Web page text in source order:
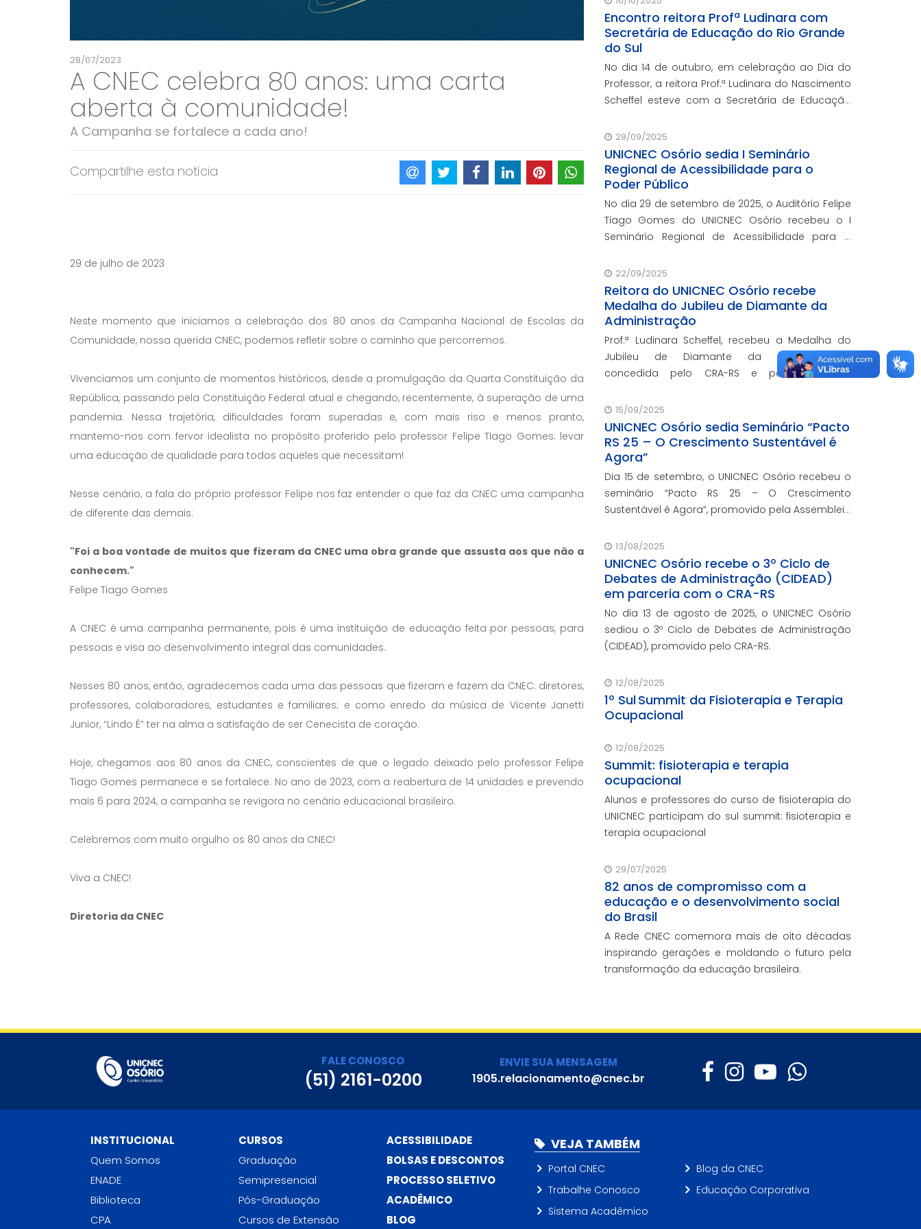
28/07/2023
A CNEC celebra 80 anos: uma carta
aberta à comunidade!
A Campanha se fortalece a cada ano!
Compartilhe esta notícia
29 de julho de 2023
Neste momento que iniciamos a celebração dos 80 anos da Campanha Nacional de Escolas da
Comunidade, nossa querida CNEC, podemos refletir sobre o caminho que percorremos.
Vivenciamos um conjunto de momentos históricos, desde a promulgação da Quarta Constituição da
República, passando pela Constituição Federal atual e chegando, recentemente, à superação de uma
pandemia. Nessa trajetória, dificuldades foram superadas e, com mais riso e menos pranto,
mantemo-nos com fervor idealista no propósito proferido pelo professor Felipe Tiago Gomes: levar
uma educação de qualidade para todos aqueles que necessitam!
Nesse cenário, a fala do próprio professor Felipe nos faz entender o que faz da CNEC uma campanha
de diferente das demais:
"Foi a boa vontade de muitos que fizeram da CNEC uma obra grande que assusta aos que não a
conhecem."
Felipe Tiago Gomes
A CNEC é uma campanha permanente, pois é uma instituição de educação feita por pessoas, para
pessoas e visa ao desenvolvimento integral das comunidades.
Nesses 80 anos, então, agradecemos cada uma das pessoas que fizeram e fazem da CNEC: diretores,
professores, colaboradores, estudantes e familiares; e como enredo da música de Vicente Janetti
Junior, “Lindo É” ter na alma a satisfação de ser Cenecista de coração.
Hoje, chegamos aos 80 anos da CNEC, conscientes de que o legado deixado pelo professor Felipe
Tiago Gomes permanece e se fortalece. No ano de 2023, com a reabertura de 14 unidades e prevendo
mais 6 para 2024, a campanha se revigora no cenário educacional brasileiro.
Celebremos com muito orgulho os 80 anos da CNEC!
Viva a CNEC!
Diretoria da CNEC
Encontro reitora Profª Ludinara com
Secretária de Educação do Rio Grande
do Sul
No dia 14 de outubro, em celebração ao Dia do
Professor, a reitora Prof.ª Ludinara do Nascimento
Scheffel esteve com a Secretária de Educação
29/09/2025
UNICNEC Osório sedia I Seminário
Regional de Acessibilidade para o
Poder Público
No dia 29 de setembro de 2025, o Auditório Felipe
Tiago Gomes do UNICNEC Osório recebeu o I
Seminário Regional de Acessibilidade para o
22/09/2025
Reitora do UNICNEC Osório recebe
Medalha do Jubileu de Diamante da
Administração
Prof.ª Ludinara Scheffel, recebeu a Medalha do
Jubileu de Diamante da Administração,
concedida pelo CRA-RS e pelo CFA, em
da profissão de Administração no Brasil.
15/09/2025
UNICNEC Osório sedia Seminário “Pacto
RS 25 – O Crescimento Sustentável é
Agora”
Dia 15 de setembro, o UNICNEC Osório recebeu o
seminário “Pacto RS 25 – O Crescimento
Sustentável é Agora”, promovido pela Assembleia
Fórum Democrático. O evento ocorreu no
auditório Felipe Tiago Gomes.
13/08/2025
UNICNEC Osório recebe o 3º Ciclo de
Debates de Administração (CIDEAD)
em parceria com o CRA-RS
No dia 13 de agosto de 2025, o UNICNEC Osório
sediou o 3º Ciclo de Debates de Administração
(CIDEAD), promovido pelo CRA-RS.
12/08/2025
1º Sul Summit da Fisioterapia e Terapia
Ocupacional
12/08/2025
Summit: fisioterapia e terapia
ocupacional
Alunos e professores do curso de fisioterapia do
UNICNEC participam do sul summit: fisioterapia e
terapia ocupacional
29/07/2025
82 anos de compromisso com a
educação e o desenvolvimento social
do Brasil
A Rede CNEC comemora mais de oito décadas
inspirando gerações e moldando o futuro pela
transformação da educação brasileira.
FALE CONOSCO
(51) 2161-0200
ENVIE SUA MENSAGEM
1905.relacionamento@cnec.br
INSTITUCIONAL
Quem Somos
ENADE
Biblioteca
CPA
CURSOS
Graduação
Semipresencial
Pós-Graduação
Cursos de Extensão
ACESSIBILIDADE
BOLSAS E DESCONTOS
PROCESSO SELETIVO
ACADÊMICO
BLOG
VEJA TAMBÉM
Portal CNEC
Blog da CNEC
Trabalhe Conosco
Educação Corporativa
Sistema Acadêmico